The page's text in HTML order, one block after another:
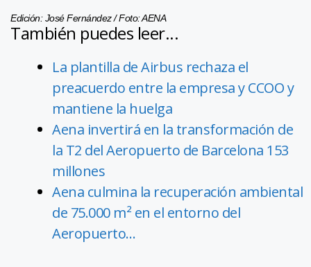
Edición: José Fernández / Foto: AENA
También puedes leer...
La plantilla de Airbus rechaza el
preacuerdo entre la empresa y CCOO y
mantiene la huelga
Aena invertirá en la transformación de
la T2 del Aeropuerto de Barcelona 153
millones
Aena culmina la recuperación ambiental
de 75.000 m² en el entorno del
Aeropuerto…